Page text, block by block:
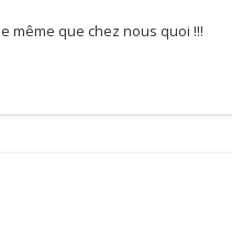
même que chez nous quoi !!!